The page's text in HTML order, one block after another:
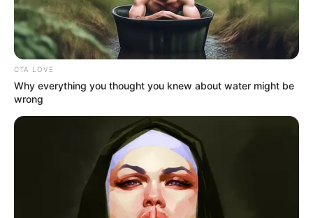
Ia telah mengarahkan banyak judul film dan menulis sejumlah
skenario. Terbaru ia mengarahkan dan menulis filmPocong The
Origin(2019).
Film
Layla Majnun
semakin menarik karena bertabur bintang
papan atas. Dua karakter utama dalam film ini diperankan oleh
Reza Rahadian dan Acha Septriasa.
CTA LOVE
Why everything you thought you knew about water might be
wrong